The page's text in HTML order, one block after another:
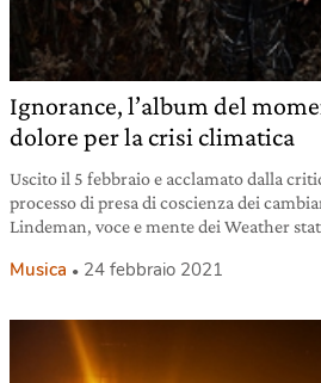
Ignorance, l’album del
dolore per la crisi climatica
Uscito il 5 febbraio e acclamato dalla
processo di presa di coscienza dei
Lindeman, voce e mente dei Weather
Musica 24 febbraio 2021